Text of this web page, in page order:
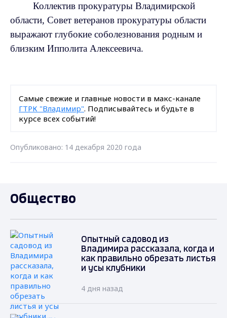
Коллектив прокуратуры Владимирской
области, Совет ветеранов прокуратуры области
выражают глубокие соболезнования родным и
близким Ипполита Алексеевича.
Самые свежие и главные новости в макс-канале
ГТРК "Владимир". Подписывайтесь и будьте в
курсе всех событий!
Опубликовано: 14 декабря 2020 года
Общество
Опытный садовод из
Владимира рассказала, когда и
как правильно обрезать листья
и усы клубники
4 дня назад